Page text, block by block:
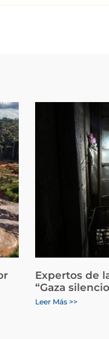
Expertos de
“Gaza
Leer Más >>